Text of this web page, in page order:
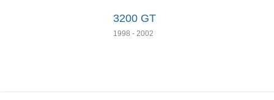
3200 GT
1998 - 2002